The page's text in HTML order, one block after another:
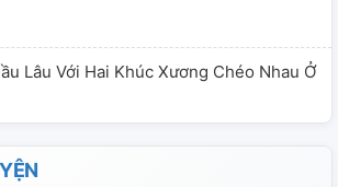
Lâu Với Hai Khúc Xương Chéo Nhau Ở